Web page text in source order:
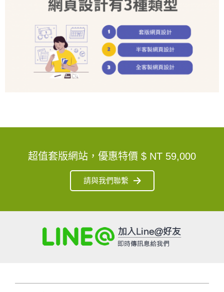
超值套版網站，優惠特價 $ NT 59,000
請與我們聯繫